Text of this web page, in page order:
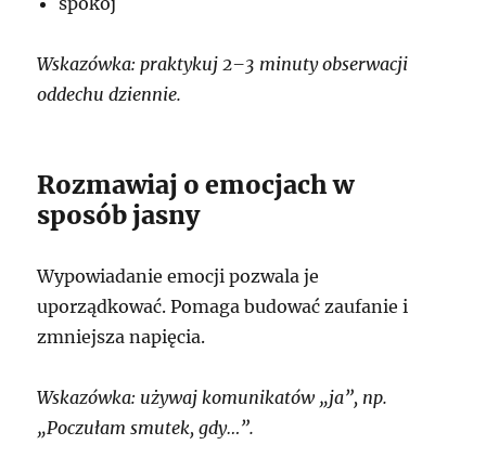
Wskazówka: praktykuj 2–3 minuty obserwacji
oddechu dziennie.
Rozmawiaj o emocjach w
sposób jasny
Wypowiadanie emocji pozwala je
uporządkować. Pomaga budować zaufanie i
zmniejsza napięcia.
Wskazówka: używaj komunikatów „ja”, np.
„Poczułam smutek, gdy…”.